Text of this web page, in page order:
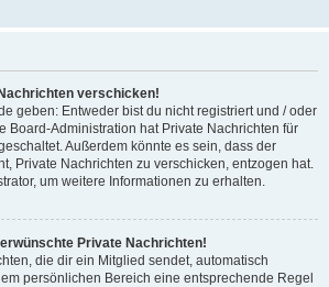
verschicken!
geben: Entweder bist du nicht registriert und / oder
Board-Administration hat Private Nachrichten für
Außerdem könnte es sein, dass der
Private Nachrichten zu verschicken, entzogen hat.
um weitere Informationen zu erhalten.
Private Nachrichten!
die dir ein Mitglied sendet, automatisch
persönlichen Bereich eine entsprechende Regel